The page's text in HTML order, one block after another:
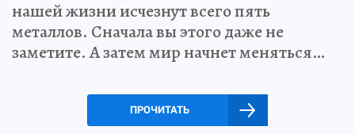
нашей жизни исчезнут всего пять
металлов. Сначала вы этого даже не
заметите. А затем мир начнет меняться…
ПРОЧИТАТЬ